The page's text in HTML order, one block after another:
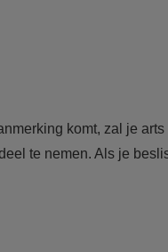
komt, zal je
te nemen. Als je